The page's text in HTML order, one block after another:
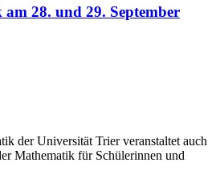
28. und 29. September
der Universität Trier veranstaltet auch
Mathematik für Schülerinnen und